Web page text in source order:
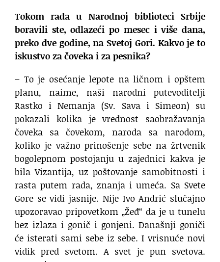
Tokom rada u Narodnoj biblioteci Srbije
boravili ste, odlazeći po mesec i više dana,
preko dve godine, na Svetoj Gori. Kakvo je to
iskustvo za čoveka i za pesnika?
– To je osećanje lepote na ličnom i opštem
planu, naime, naši narodni putevoditelji
Rastko i Nemanja (Sv. Sava i Simeon) su
pokazali kolika je vrednost saobražavanja
čoveka sa čovekom, naroda sa narodom,
koliko je važno prinošenje sebe na žrtvenik
bogolepnom postojanju u zajednici kakva je
bila Vizantija, uz poštovanje samobitnosti i
rasta putem rada, znanja i umeća. Sa Svete
Gore se vidi jasnije. Nije Ivo Andrić slučajno
upozoravao pripovetkom „Žeđ“ da je u tunelu
bez izlaza i gonič i gonjeni. Današnji goniči
će isterati sami sebe iz sebe. I vrisnuće novi
vidik pred svetom. A svet je pun svetova.